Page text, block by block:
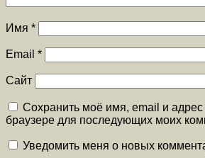
Имя *
Email *
Сайт
Сохранить моё имя, email и адрес
браузере для последующих моих
Уведомить меня о новых